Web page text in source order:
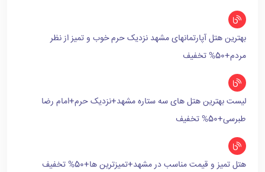
بهترین هتل آپارتمانهای مشهد نزدیک حرم خوب و تمیز از نظر
مردم+50% تخفیف
لیست بهترین هتل های سه ستاره مشهد+نزدیک حرم+امام رضا
طبرسی+50% تخفیف
هتل تمیز و قیمت مناسب در مشهد+تمیزترین ها+50% تخفیف